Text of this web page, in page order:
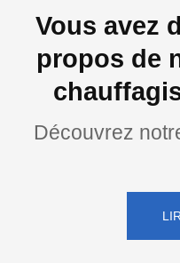
Vous avez
propos de
Découvrez